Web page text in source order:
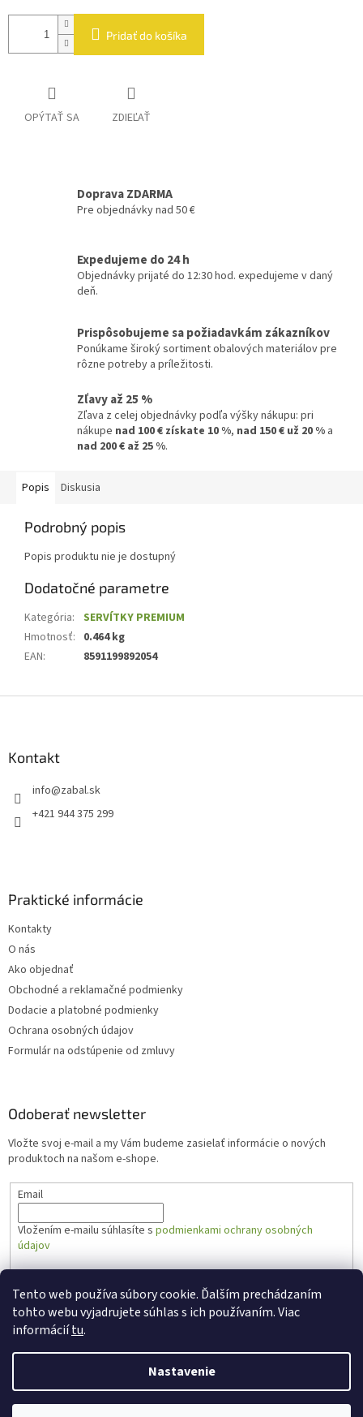
Tento web používa súbory cookie. Ďalším prechádzaním
tohto webu vyjadrujete súhlas s ich používaním. Viac
informáciítu.
Nastavenie
Pridať do košíka
OPÝTAŤ SA ZDIEĽAŤ
Doprava ZDARMA
Pre objednávky nad 50 €
Expedujeme do 24 h
Objednávky prijaté do 12:30 hod. expedujeme v daný
deň.
Prispôsobujeme sa požiadavkám zákazníkov
Ponúkame široký sortiment obalových materiálov pre
rôzne potreby a príležitosti.
Zľavy až 25 %
Zľava z celej objednávky podľa výšky nákupu: pri
nákupe nad 100 € získate 10 %, nad 150 € už 20 % a
nad 200 € až 25 %.
Popis Diskusia
Podrobný popis
Popis produktu nie je dostupný
Dodatočné parametre
Kategória: SERVÍTKY PREMIUM
Hmotnosť: 0.464 kg
EAN: 8591199892054
Kontakt
info@zabal.sk
+421 944 375 299
Praktické informácie
Kontakty
O nás
Ako objednať
Obchodné a reklamačné podmienky
Dodacie a platobné podmienky
Ochrana osobných údajov
Formulár na odstúpenie od zmluvy
Odoberať newsletter
Vložte svoj e-mail a my Vám budeme zasielať informácie o nových
produktoch na našom e-shope.
Email
Vložením e-mailu súhlasíte s podmienkami ochrany osobných
údajov
Vytvoril Shoptet
Copyright 2026Zabal.sk. Všetky práva vyhradené.